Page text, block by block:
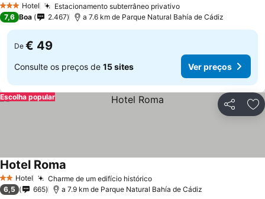
3 EstrelasHotel Estacionamento subterrâneo privativo
7,6 Boa 2.467 a 7.6 km de Parque Natural Bahía de Cádiz
De € 49
Consulte os preços de 15 sites Ver preços
Partilhar
Escolha popular
2 Estrelas
Hotel Charme de um edifício histórico
Hotel Roma
6,5 665 a 7.9 km de Parque Natural Bahía de Cádiz